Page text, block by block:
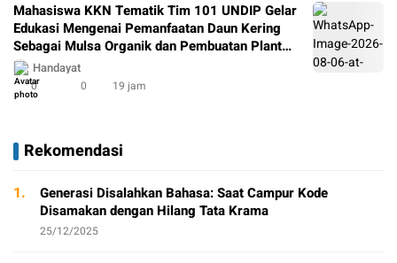
Mahasiswa KKN Tematik Tim 101 UNDIP Gelar
Edukasi Mengenai Pemanfaatan Daun Kering
Sebagai Mulsa Organik dan Pembuatan Plant
Growth Promoting Rhizobacteria (PGPR) di
Lingkungan Kampung Perbalan Kelurahan
Gunungpati Semarang
Handayat
0 0 19 jam
Rekomendasi
1.
Generasi Disalahkan Bahasa: Saat Campur Kode
Disamakan dengan Hilang Tata Krama
25/12/2025